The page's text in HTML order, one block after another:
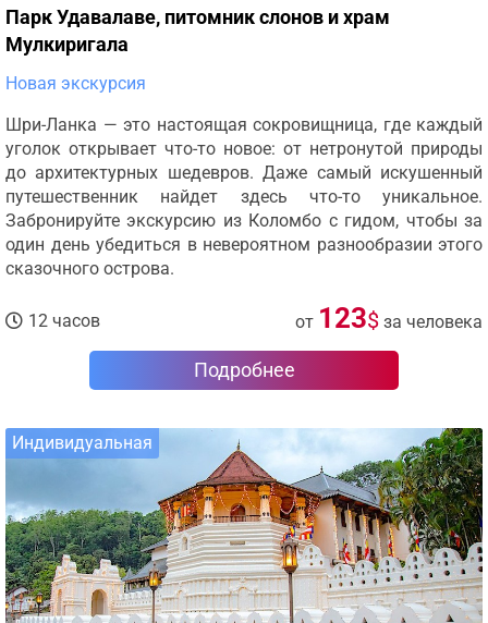
Парк Удавалаве, питомник слонов и храм
Мулкиригала
Новая экскурсия
Шри-Ланка — это настоящая сокровищница, где каждый
уголок открывает что-то новое: от нетронутой природы
до архитектурных шедевров. Даже самый искушенный
путешественник найдет здесь что-то уникальное.
Забронируйте экскурсию из Коломбо с гидом, чтобы за
один день убедиться в невероятном разнообразии этого
сказочного острова.
12 часов от 123$ за человека
Подробнее
Индивидуальная